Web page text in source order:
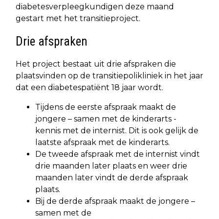
diabetesverpleegkundigen deze maand
gestart met het transitieproject.
Drie afspraken
Het project bestaat uit drie afspraken die
plaatsvinden op de transitiepolikliniek in het jaar
dat een diabetespatiënt 18 jaar wordt.
Tijdens de eerste afspraak maakt de
jongere – samen met de kinderarts -
kennis met de internist. Dit is ook gelijk de
laatste afspraak met de kinderarts.
De tweede afspraak met de internist vindt
drie maanden later plaats en weer drie
maanden later vindt de derde afspraak
plaats.
Bij de derde afspraak maakt de jongere –
samen met de